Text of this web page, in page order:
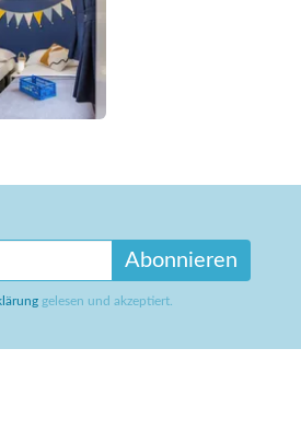
Abonnieren
gelesen und akzeptiert.